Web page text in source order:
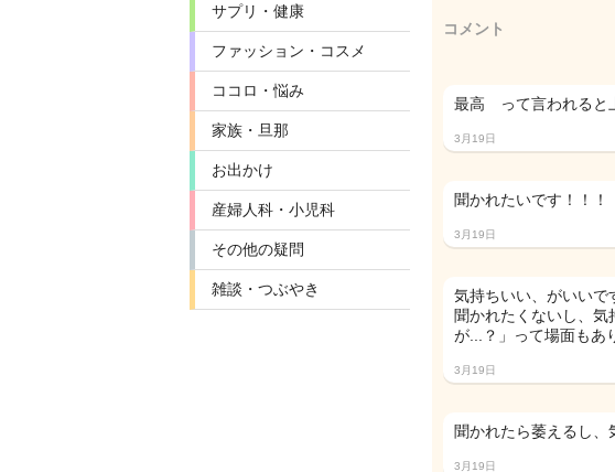
サプリ・健康
ファッション・コスメ
ココロ・悩み
家族・旦那
お出かけ
産婦人科・小児科
その他の疑問
雑談・つぶやき
コメント
最高 って言われると
3月19日
聞かれたいです！！！
3月19日
気持ちいい、がいいで
聞かれたくないし、
が...？」って場面もあ
3月19日
聞かれたら萎えるし
3月19日